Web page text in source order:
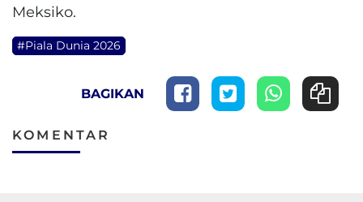
Meksiko.
#Piala Dunia 2026
BAGIKAN
KOMENTAR